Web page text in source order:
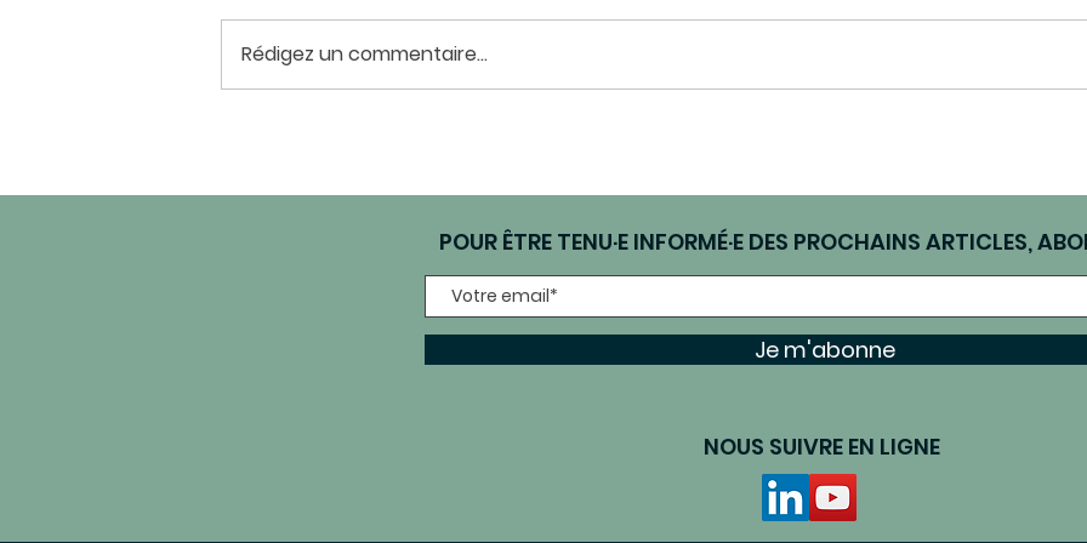
Rédigez un commentaire...
POUR ÊTRE TENU·E INFORMÉ·E DES PROCHAINS ARTICLES,
Je m'abonne
NOUS SUIVRE EN LIGNE